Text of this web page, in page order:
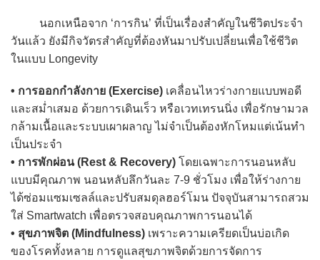
นอกเหนือจาก ‘การกิน’ ที่เป็นเรื่องสำคัญในชีวิตประจำ
วันแล้ว ยังมีกิจวัตรสำคัญที่ต้องหันมาปรับเปลี่ยนเพื่อใช้ชีวิต
ในแบบ Longevity
• การออกกำลังกาย (Exercise) เคลื่อนไหวร่างกายแบบพอดี
และสม่ำเสมอ ด้วยการเดินเร็ว หรือเวทเทรนนิ่ง เพื่อรักษามวล
กล้ามเนื้อและระบบเผาผลาญ ไม่จำเป็นต้องหักโหมแต่เน้นทำ
เป็นประจำ
• การพักผ่อน (Rest & Recovery) โดยเฉพาะการนอนหลับ
แบบมีคุณภาพ นอนหลับลึกวันละ 7-9 ชั่วโมง เพื่อให้ร่างกาย
ได้ซ่อมแซมเซลล์และปรับสมดุลฮอร์โมน ปัจจุบันสามารถสวม
ใส่ Smartwatch เพื่อตรวจสอบคุณภาพการนอนได้
• สุขภาพจิต (Mindfulness) เพราะความเครียดเป็นบ่อเกิด
ของโรคทั้งหลาย การดูแลสุขภาพจิตด้วยการจัดการ